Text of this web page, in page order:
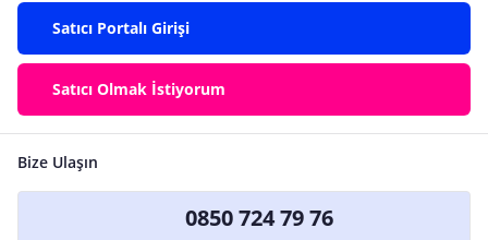
Satıcı Portalı Girişi
Satıcı Olmak İstiyorum
Bize Ulaşın
0850 724 79 76